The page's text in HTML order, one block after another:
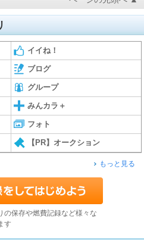
イイね！
ブログ
グループ
みんカラ＋
フォト
【PR】オークション
もっと見る
の保存や燃費記録など様々な
す